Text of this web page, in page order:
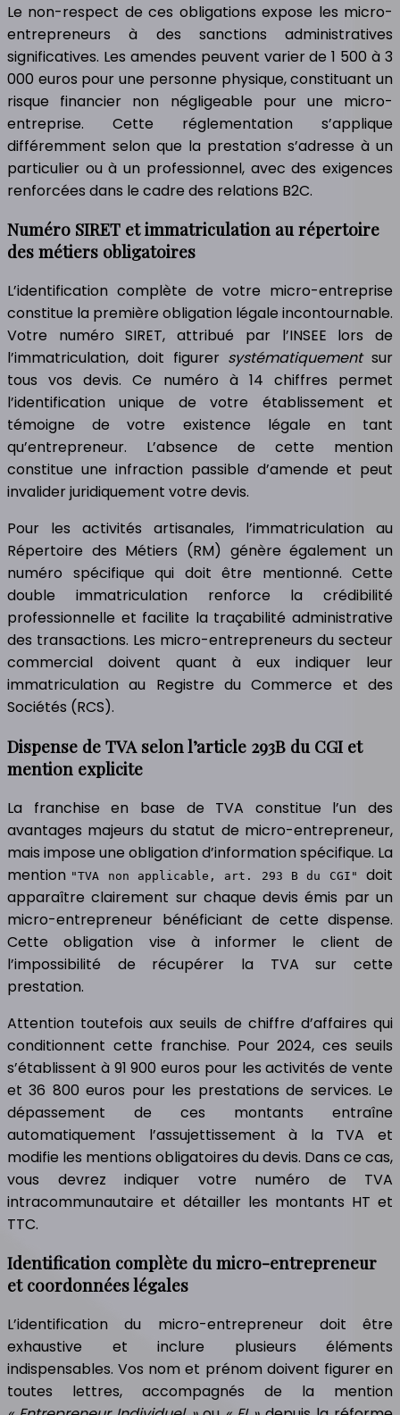
Le non-respect de ces obligations expose les micro-
entrepreneurs à des sanctions administratives
significatives. Les amendes peuvent varier de 1 500 à 3
000 euros pour une personne physique, constituant un
risque financier non négligeable pour une micro-
entreprise. Cette réglementation s’applique
différemment selon que la prestation s’adresse à un
particulier ou à un professionnel, avec des exigences
renforcées dans le cadre des relations B2C.
Numéro SIRET et immatriculation au répertoire
des métiers obligatoires
L’identification complète de votre micro-entreprise
constitue la première obligation légale incontournable.
Votre numéro SIRET, attribué par l’INSEE lors de
l’immatriculation, doit figurer systématiquement sur
tous vos devis. Ce numéro à 14 chiffres permet
l’identification unique de votre établissement et
témoigne de votre existence légale en tant
qu’entrepreneur. L’absence de cette mention
constitue une infraction passible d’amende et peut
invalider juridiquement votre devis.
Pour les activités artisanales, l’immatriculation au
Répertoire des Métiers (RM) génère également un
numéro spécifique qui doit être mentionné. Cette
double immatriculation renforce la crédibilité
professionnelle et facilite la traçabilité administrative
des transactions. Les micro-entrepreneurs du secteur
commercial doivent quant à eux indiquer leur
immatriculation au Registre du Commerce et des
Sociétés (RCS).
Dispense de TVA selon l’article 293B du CGI et
mention explicite
La franchise en base de TVA constitue l’un des
avantages majeurs du statut de micro-entrepreneur,
mais impose une obligation d’information spécifique. La
mention "TVA non applicable, art. 293 B du CGI"doit
apparaître clairement sur chaque devis émis par un
micro-entrepreneur bénéficiant de cette dispense.
Cette obligation vise à informer le client de
l’impossibilité de récupérer la TVA sur cette
prestation.
Attention toutefois aux seuils de chiffre d’affaires qui
conditionnent cette franchise. Pour 2024, ces seuils
s’établissent à 91 900 euros pour les activités de vente
et 36 800 euros pour les prestations de services. Le
dépassement de ces montants entraîne
automatiquement l’assujettissement à la TVA et
modifie les mentions obligatoires du devis. Dans ce cas,
vous devrez indiquer votre numéro de TVA
intracommunautaire et détailler les montants HT et
TTC.
Identification complète du micro-entrepreneur
et coordonnées légales
L’identification du micro-entrepreneur doit être
exhaustive et inclure plusieurs éléments
indispensables. Vos nom et prénom doivent figurer en
toutes lettres, accompagnés de la mention